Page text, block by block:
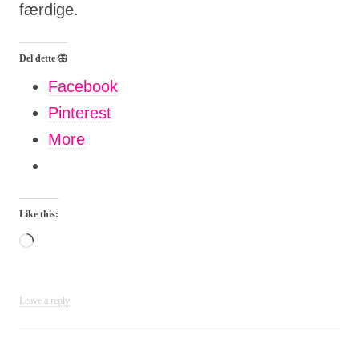
færdige.
Del dette 🦋
Facebook
Pinterest
More
Like this:
Loading…
Leave a reply